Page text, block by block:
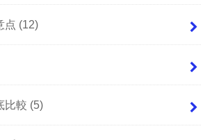
点 (12)
比較 (5)